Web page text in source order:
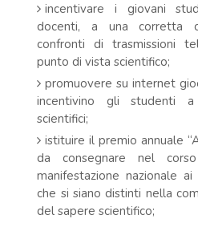
incentivare i giovani
docenti, a una corretta
confronti di trasmissioni
punto di vista scientifico;
promuovere su internet
incentivino gli studenti
scientifici;
istituire il premio annuale
da consegnare nel
manifestazione nazionale
che si siano distinti nella
del sapere scientifico;